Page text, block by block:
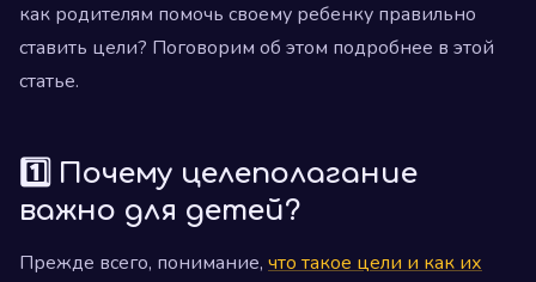
как родителям помочь своему ребенку правильно
ставить цели? Поговорим об этом подробнее в этой
статье.
1️⃣ Почему целеполагание
важно для детей?
Прежде всего, понимание, что такое цели и как их